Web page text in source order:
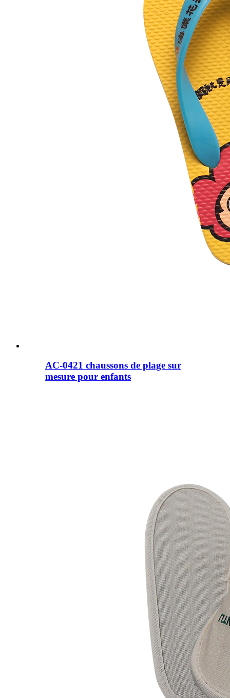
AC-0421 chaussons de plage sur
mesure pour enfants